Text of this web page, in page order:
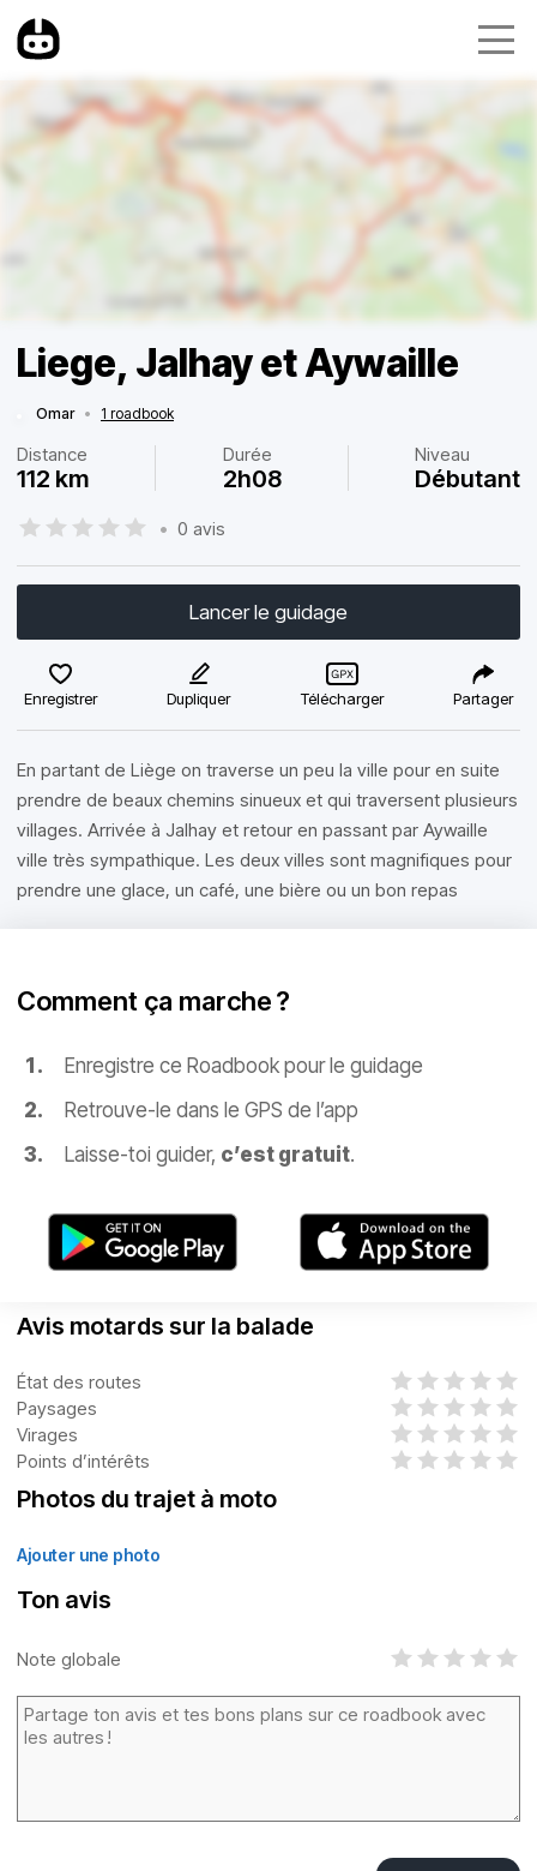
Liege, Jalhay et Aywaille
Omar • 1 roadbook
Distance
112 km
Durée
2h08
Niveau
Débutant
• 0 avis
Lancer le guidage
Enregistrer Dupliquer Télécharger Partager
En partant de Liège on traverse un peu la ville pour en suite
prendre de beaux chemins sinueux et qui traversent plusieurs
villages. Arrivée à Jalhay et retour en passant par Aywaille
ville très sympathique. Les deux villes sont magnifiques pour
prendre une glace, un café, une bière ou un bon repas
Comment ça marche ?
Enregistre ce Roadbook pour le guidage
Retrouve-le dans le GPS de l’app
Laisse-toi guider, c’est gratuit.
Avis motards sur la balade
État des routes
Paysages
Virages
Points d’intérêts
Photos du trajet à moto
Ajouter une photo
Ton avis
Note globale